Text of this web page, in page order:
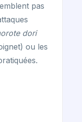
pas
dori
ou les